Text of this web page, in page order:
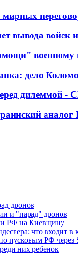
мирных
вывода войск
дело
дилеммой -
аналог
и "парад" дронов
РФ на Киевщину
что входит в
пусковым РФ
них ребенок